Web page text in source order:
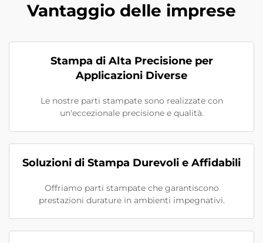
Vantaggio delle imprese
Stampa di Alta Precisione per
Applicazioni Diverse
Le nostre parti stampate sono realizzate con
un'eccezionale precisione e qualità.
Soluzioni di Stampa Durevoli e Affidabili
Offriamo parti stampate che garantiscono
prestazioni durature in ambienti impegnativi.